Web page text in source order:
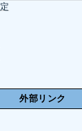
外部リンク